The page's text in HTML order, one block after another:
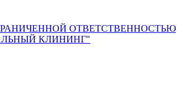
ОТВЕТСТВЕННОСТЬЮ
КЛИНИНГ"